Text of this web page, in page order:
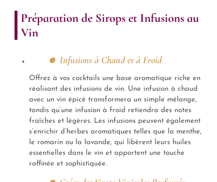
Préparation de Sirops et Infusions au
Vin
Infusions à Chaud et à Froid
Offrez à vos cocktails une base aromatique riche en
réalisant des infusions de vin. Une infusion à chaud
avec un vin épicé transformera un simple mélange,
tandis qu’une infusion à froid retiendra des notes
fraîches et légères. Les infusions peuvent également
s’enrichir d’herbes aromatiques telles que la menthe,
le romarin ou la lavande, qui libèrent leurs huiles
essentielles dans le vin et apportent une touche
raffinée et sophistiquée.